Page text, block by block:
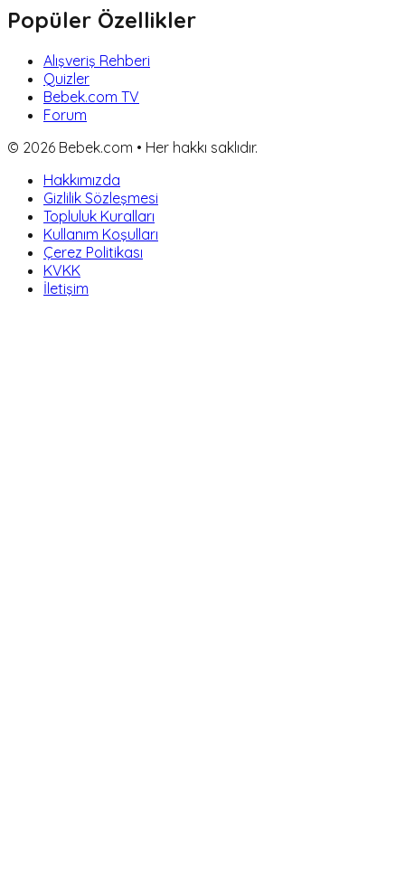
Popüler Özellikler
Alışveriş Rehberi
Quizler
Bebek.com TV
Forum
© 2026 Bebek.com • Her hakkı saklıdır.
Hakkımızda
Gizlilik Sözleşmesi
Topluluk Kuralları
Kullanım Koşulları
Çerez Politikası
KVKK
İletişim